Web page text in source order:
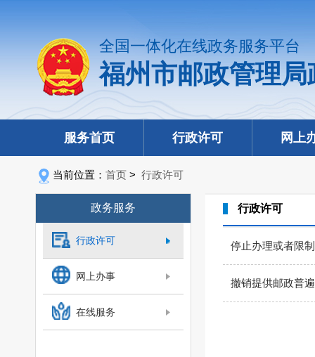
全国一体化在线政务服务平台
福州市邮政管理
服务首页 行政许可 网上
当前位置： 首页 > 行政许可
政务服务
行政许可
网上办事
在线服务
行政许可
停止办理或者限
撤销提供邮政普